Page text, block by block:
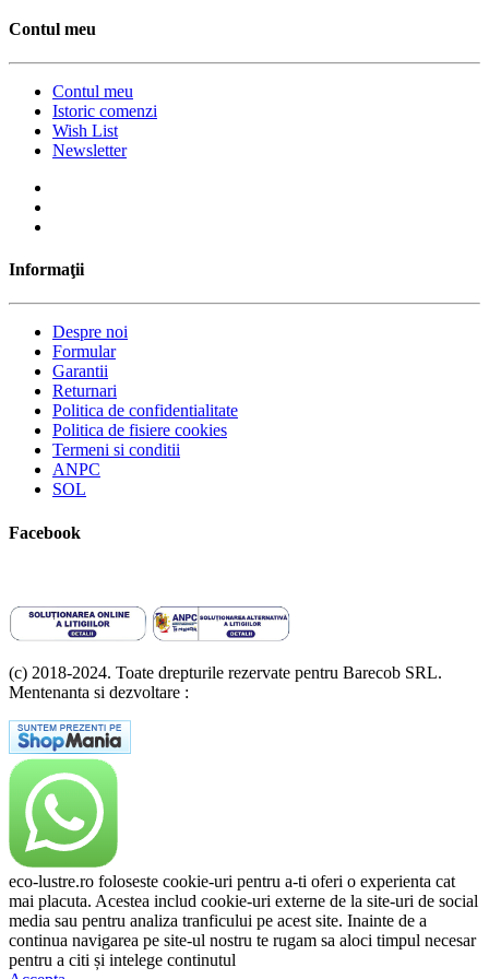
Contul meu
Contul meu
Istoric comenzi
Wish List
Newsletter
Informaţii
Despre noi
Formular
Garantii
Returnari
Politica de confidentialitate
Politica de fisiere cookies
Termeni si conditii
ANPC
SOL
Facebook
(c) 2018-2024. Toate drepturile rezervate pentru Barecob SRL.
Mentenanta si dezvoltare :
eco-lustre.ro foloseste cookie-uri pentru a-ti oferi o experienta cat
mai placuta. Acestea includ cookie-uri externe de la site-uri de social
media sau pentru analiza tranficului pe acest site. Inainte de a
continua navigarea pe site-ul nostru te rugam sa aloci timpul necesar
pentru a citi și intelege continutul